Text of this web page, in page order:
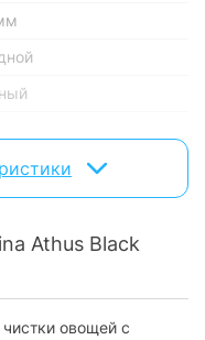
изменяться
Athus Black
овощей с